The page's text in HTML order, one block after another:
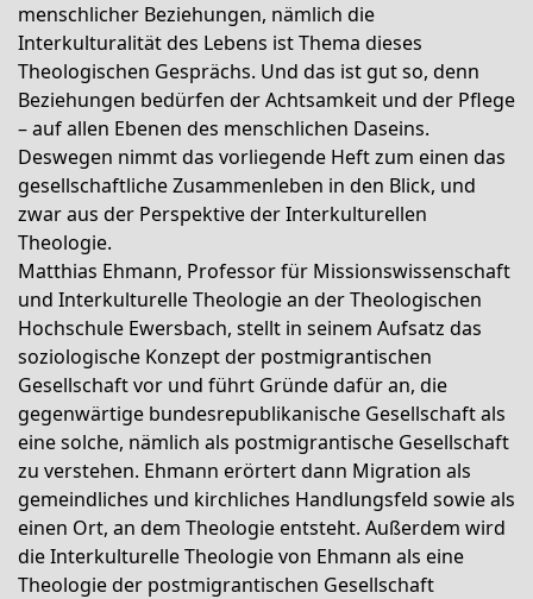
menschlicher Beziehungen, nämlich die
Interkulturalität des Lebens ist Thema dieses
Theologischen Gesprächs. Und das ist gut so, denn
Beziehungen bedürfen der Achtsamkeit und der Pflege
– auf allen Ebenen des menschlichen Daseins.
Deswegen nimmt das vorliegende Heft zum einen das
gesellschaftliche Zusammenleben in den Blick, und
zwar aus der Perspektive der Interkulturellen
Theologie.
Matthias Ehmann, Professor für Missionswissenschaft
und Interkulturelle Theologie an der Theologischen
Hochschule Ewersbach, stellt in seinem Aufsatz das
soziologische Konzept der postmigrantischen
Gesellschaft vor und führt Gründe dafür an, die
gegenwärtige bundesrepublikanische Gesellschaft als
eine solche, nämlich als postmigrantische Gesellschaft
zu verstehen. Ehmann erörtert dann Migration als
gemeindliches und kirchliches Handlungsfeld sowie als
einen Ort, an dem Theologie entsteht. Außerdem wird
die Interkulturelle Theologie von Ehmann als eine
Theologie der postmigrantischen Gesellschaft